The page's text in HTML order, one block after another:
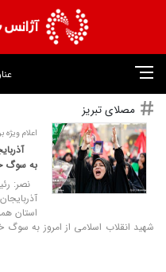
مصلای تبریز
اعلام
به سوگ
نصر:
استان
شهید انقلاب اسلامی از امروز به